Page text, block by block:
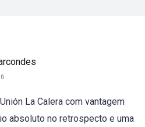
La Calera com vantagem
absoluto no retrospecto e uma